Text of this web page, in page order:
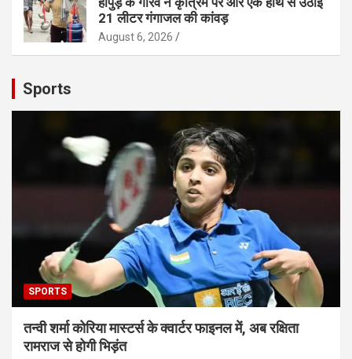
21 लीटर गंगाजल की कांवड़
August 6, 2026
Sports
SPORTS
तन्वी शर्मा कोरिया मास्टर्स के क्वार्टर फाइनल में, अब रक्षिता
रामराज से होगी भिड़ंत